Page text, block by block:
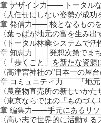
デザイン力―― トータル
任せにしない姿勢が成功
発信力―― 核となるもの
っぱが地元の富を生み出
ータル林業システムで活
知恵力―― 発想次第でま
歩くこと」を新たな資源
津宮神社の"日本一の屋台
コミュニティ力――「地
産物直売所の新しいかた
京ならではの「ものづく
編集力――手元にあるリ
い志で世界的に活動する